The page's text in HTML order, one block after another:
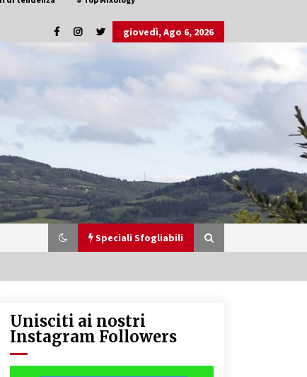
giovedì, Ago 6, 2026
Speciali Sfogliabili
Speciale Vini Rosè Italiani
31/07/2018
Unisciti ai nostri
Instagram Followers